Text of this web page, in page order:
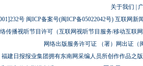
关于我们
号 闽ICP备案号(闽ICP备05022042号) 互联网新
传播视听节目许可（互联网视听节目服务/移动互联
网络出版服务许可证 （署）网出证（
福建日报报业集团拥有东南网采编人员所创作作品之